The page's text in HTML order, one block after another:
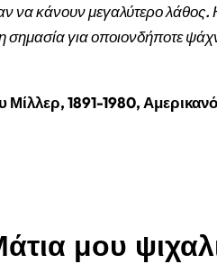
να κάνουν μεγαλύτερο λάθος.
για οποιονδήποτε
Μίλλερ, 1891-1980,
μου